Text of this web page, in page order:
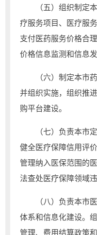
（五）组织制定
疗服务项目、医疗服
支付医药服务价格合
价格信息监测和信息发
（六）制定本市
并组织实施，组织推
购平台建设。
（七）负责本市
健全医疗保障信用评
管理纳入医保范围的
法查处医疗保障领域
（八）负责本市
体系和信息化建设。
管理、费用结算政策